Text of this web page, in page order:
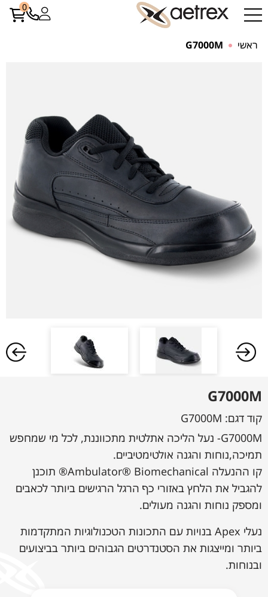
0
ראשי G7000M
G7000M
קוד דגם: G7000M
G7000M- נעל הליכה אתלטית מתכווננת, לכל מי שמחפש
תמיכה,נוחות והגנה אולטימטיביים.
קו ההנעלה Ambulator® Biomechanical® תוכנן
להגביל את הלחץ באזורי כף הרגל הרגישים ביותר לכאבים
ומספק נוחות והגנה מעולים.
נעלי Apex בנויות עם התכונות הטכנולוגיות המתקדמות
ביותר ומייצגות את הסטנדרטים הגבוהים ביותר בביצועים
ובנוחות.